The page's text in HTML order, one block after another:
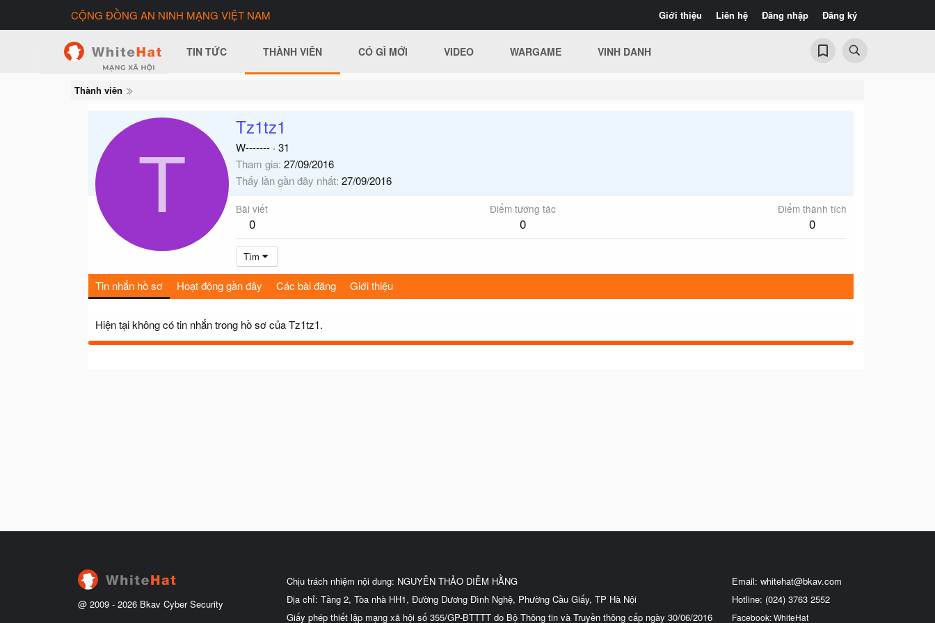
Giới thiệu Liên hệ Đăng nhập Đăng ký
CỘNG ĐỒNG AN NINH MẠNG VIỆT NAM
TIN TỨC THÀNH VIÊN CÓ GÌ MỚI VIDEO WARGAME VINH DANH
Thành viên
T
Tz1tz1
W------- · 31
Tham gia 27/09/2016
Thấy lần gần đây nhất 27/09/2016
Bài viết
0
Điểm tương tác
0
Điểm thành tích
0
Tìm
Tin nhắn hồ sơ Hoạt động gần đây Các bài đăng Giới thiệu
Hiện tại không có tin nhắn trong hồ sơ của Tz1tz1.
@ 2009 - 2026 Bkav Cyber Security
Chịu trách nhiệm nội dung: NGUYỄN THẢO DIỄM HẰNG
Địa chỉ: Tầng 2, Tòa nhà HH1, Đường Dương Đình Nghệ, Phường Cầu Giấy, TP Hà Nội
Giấy phép thiết lập mạng xã hội số 355/GP-BTTTT do Bộ Thông tin và Truyền thông cấp ngày 30/06/2016
Email: whitehat@bkav.com
Hotline: (024) 3763 2552
Facebook: WhiteHat